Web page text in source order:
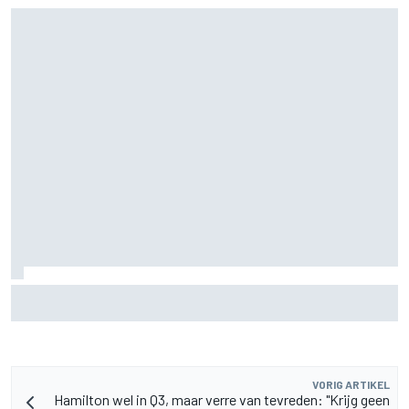
VORIG ARTIKEL
Hamilton wel in Q3, maar verre van tevreden: "Krijg geen